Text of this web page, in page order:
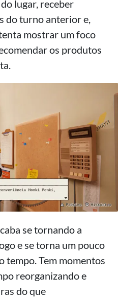
lugar, receber
do turno anterior e,
mostrar um foco
os produtos
se tornando a
e se torna um pouco
tempo. Tem momentos
reorganizando e
do que